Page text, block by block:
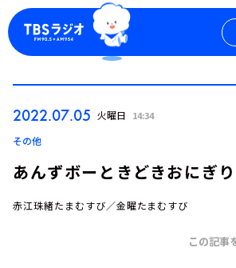
2022.07.05 火曜日 14:34
その他
あんずボーときどきおにぎり
赤江珠緒たまむすび／金曜たまむすび
この記事